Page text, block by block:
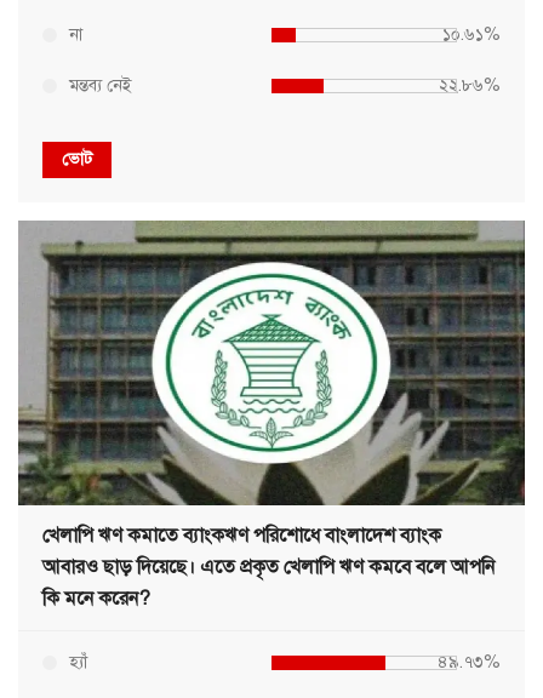
না ১০.৬১%
মন্তব্য নেই ২২.৮৬%
ভোট
খেলাপি ঋণ কমাতে ব্যাংকঋণ পরিশোধে বাংলাদেশ ব্যাংক
আবারও ছাড় দিয়েছে। এতে প্রকৃত খেলাপি ঋণ কমবে বলে আপনি
কি মনে করেন?
হ্যাঁ ৪৯.৭৩%